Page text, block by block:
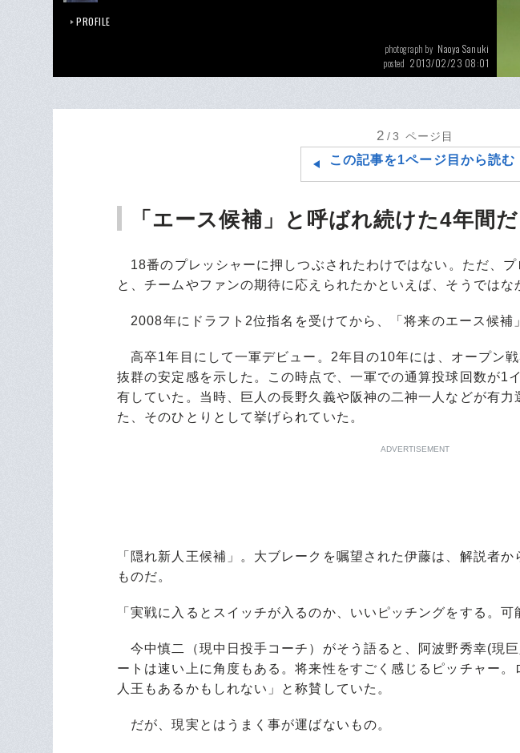
PROFILE
photograph by Naoya Sanuki
posted 2013/02/23 08:01
ク
2 /3 ページ目
この記事を1ページ目から読む
「エース候補」と呼ばれ続けた4年間
18番のプレッシャーに押しつぶされたわけではない。ただ、プ
と、チームやファンの期待に応えられたかといえば、そうではな
2008年にドラフト2位指名を受けてから、「将来のエース候補
高卒1年目にして一軍デビュー。2年目の10年には、オープン
抜群の安定感を示した。この時点で、一軍での通算投球回数が1
有していた。当時、巨人の長野久義や阪神の二神一人などが有力
た、そのひとりとして挙げられていた。
ADVERTISEMENT
「隠れ新人王候補」。大ブレークを嘱望された伊藤は、解説者
ものだ。
「実戦に入るとスイッチが入るのか、いいピッチングをする。可
今中慎二（現中日投手コーチ）がそう語ると、阿波野秀幸(現
ートは速い上に角度もある。将来性をすごく感じるピッチャー
人王もあるかもしれない」と称賛していた。
だが、現実とはうまく事が運ばないもの。